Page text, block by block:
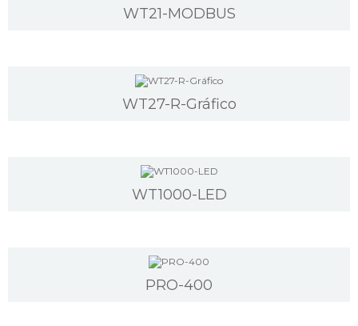
WT21-MODBUS
WT27-R-Gráfico
WT1000-LED
PRO-400